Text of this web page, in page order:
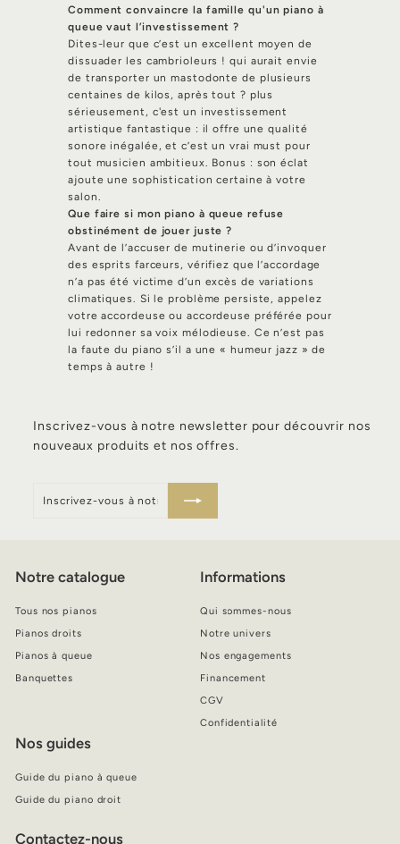
Comment convaincre la famille qu'un piano à
queue vaut l’investissement ?
Dites-leur que c’est un excellent moyen de
dissuader les cambrioleurs ! qui aurait envie
de transporter un mastodonte de plusieurs
centaines de kilos, après tout ? plus
sérieusement, c'est un investissement
artistique fantastique : il offre une qualité
sonore inégalée, et c’est un vrai must pour
tout musicien ambitieux. Bonus : son éclat
ajoute une sophistication certaine à votre
salon.
Que faire si mon piano à queue refuse
obstinément de jouer juste ?
Avant de l’accuser de mutinerie ou d’invoquer
des esprits farceurs, vérifiez que l’accordage
n’a pas été victime d’un excès de variations
climatiques. Si le problème persiste, appelez
votre accordeuse ou accordeuse préférée pour
lui redonner sa voix mélodieuse. Ce n’est pas
la faute du piano s’il a une « humeur jazz » de
temps à autre !
Inscrivez-vous à notre newsletter pour découvrir nos
nouveaux produits et nos offres.
vous
Notre catalogue
Tous nos pianos
Pianos droits
Pianos à queue
Banquettes
Informations
Qui sommes-nous
Notre univers
Nos engagements
Financement
CGV
Confidentialité
Nos guides
Guide du piano à queue
Guide du piano droit
Contactez-nous